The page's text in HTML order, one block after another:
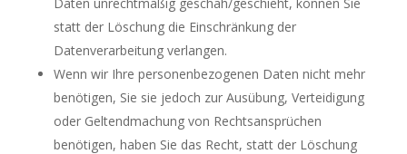
statt der Löschung die Einschränkung der
Datenverarbeitung verlangen.
Wenn wir Ihre personenbezogenen Daten nicht mehr
benötigen, Sie sie jedoch zur Ausübung, Verteidigung
oder Geltendmachung von Rechtsansprüchen
benötigen, haben Sie das Recht, statt der Löschung